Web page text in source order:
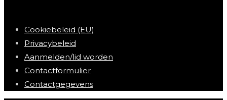
Cookiebeleid (EU)
Privacybeleid
Aanmelden/lid worden
Contactformulier
Contactgegevens